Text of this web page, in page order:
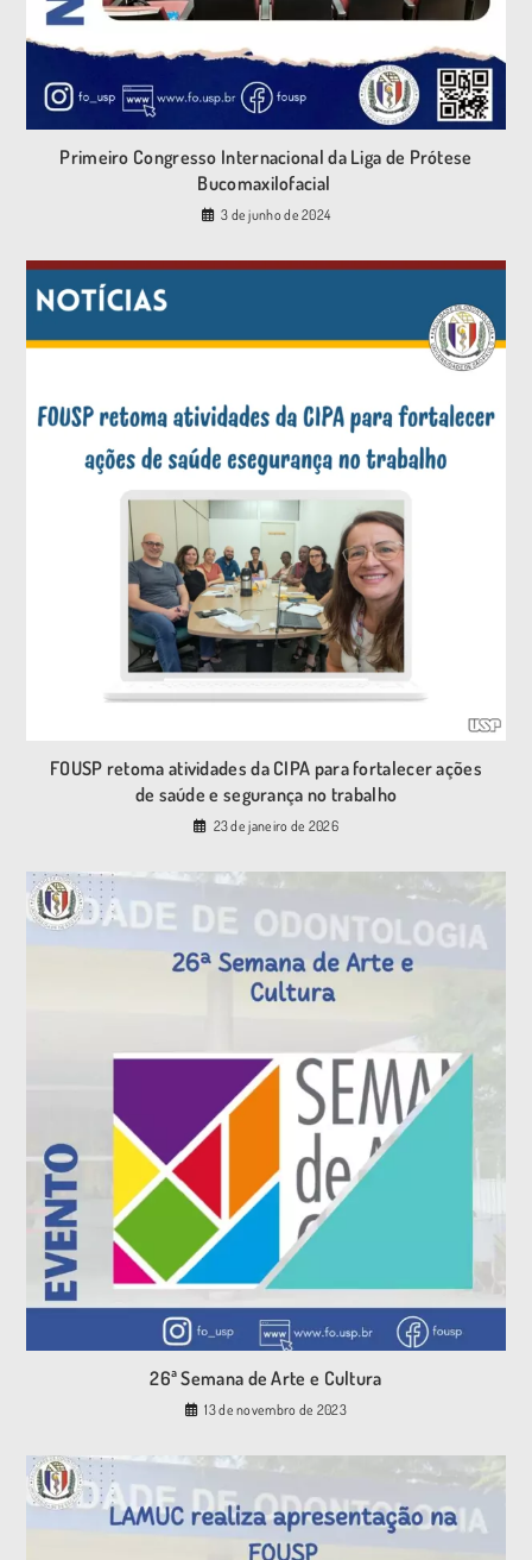
Primeiro Congresso Internacional da Liga de Prótese
Bucomaxilofacial
3 de junho de 2024
FOUSP retoma atividades da CIPA para fortalecer ações
de saúde e segurança no trabalho
23 de janeiro de 2026
26ª Semana de Arte e Cultura
13 de novembro de 2023